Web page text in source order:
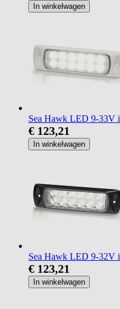
In winkelwagen
Sea Hawk LED 9-33V
€ 123,21
In winkelwagen
Sea Hawk LED 9-32V
€ 123,21
In winkelwagen